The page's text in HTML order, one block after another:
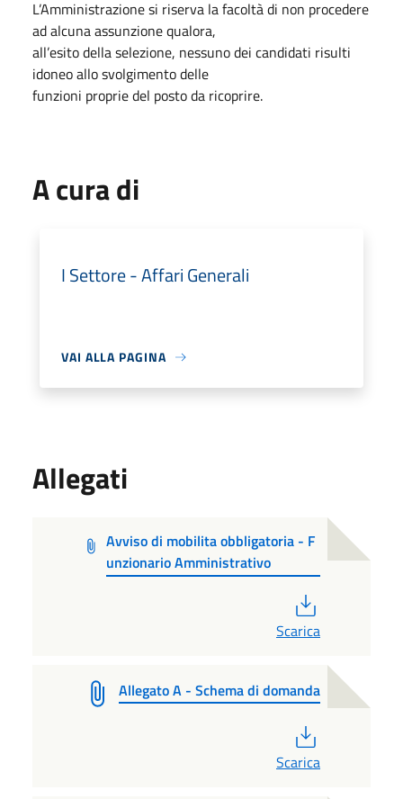
L’Amministrazione si riserva la facoltà di non procedere
ad alcuna assunzione qualora,
all’esito della selezione, nessuno dei candidati risulti
idoneo allo svolgimento delle
funzioni proprie del posto da ricoprire.
A cura di
I Settore - Affari Generali
VAI ALLA PAGINA
Allegati
Avviso di mobilita obbligatoria - F
unzionario Amministrativo
Scarica
Allegato A - Schema di domanda
Scarica